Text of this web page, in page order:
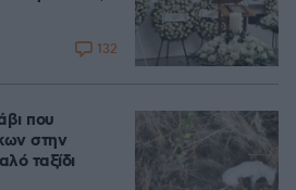
132
που
στην
ταξίδι